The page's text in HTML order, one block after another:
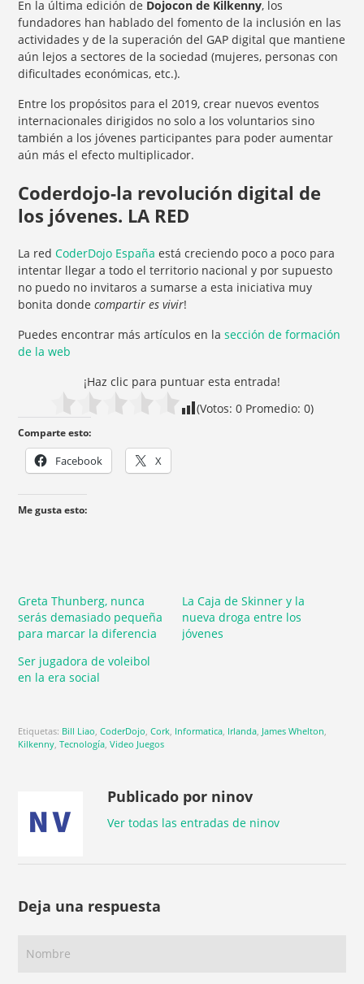
En la última edición de Dojocon de Kilkenny, los
fundadores han hablado del fomento de la inclusión en las
actividades y de la superación del GAP digital que mantiene
aún lejos a sectores de la sociedad (mujeres, personas con
dificultades económicas, etc.).
Entre los propósitos para el 2019, crear nuevos eventos
internacionales dirigidos no solo a los voluntarios sino
también a los jóvenes participantes para poder aumentar
aún más el efecto multiplicador.
Coderdojo-la revolución digital de
los jóvenes. LA RED
La redCoderDojo España está creciendo poco a poco para
intentar llegar a todo el territorio nacional y por supuesto
no puedo no invitaros a sumarse a esta iniciativa muy
bonita dondecompartir es vivir!
Puedes encontrar más artículos en lasección de formación
de la web
¡Haz clic para puntuar esta entrada!
(Votos: 0 Promedio: 0)
Comparte esto:
Facebook X
Me gusta esto:
Greta Thunberg, nunca
serás demasiado pequeña
para marcar la diferencia
La Caja de Skinner y la
nueva droga entre los
jóvenes
Ser jugadora de voleibol
en la era social
Etiquetas: Bill Liao ,CoderDojo ,Cork Informatica Irlanda James Whelton
Kilkenny ,Tecnología ,Video Juegos
Publicado por ninov
Ver todas las entradas de ninov
Deja una respuesta